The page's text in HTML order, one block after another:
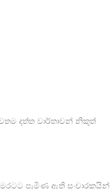
දත්ත වාර්තාවන් නිකුත්
පැමිණ ඇති සංචාරකයින්